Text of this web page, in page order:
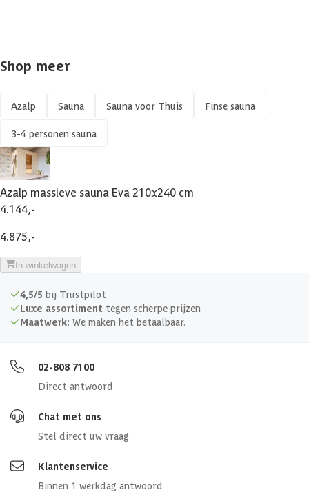
Shop meer
Azalp Sauna Sauna voor Thuis Finse sauna
3-4 personen sauna
Azalp massieve sauna Eva 210x240 cm
4.144,-
4.875,-
In winkelwagen
4,5/5 bij Trustpilot
Luxe assortiment tegen scherpe prijzen
Maatwerk: We maken het betaalbaar.
02-808 7100
Direct antwoord
Chat met ons
Stel direct uw vraag
Klantenservice
Binnen 1 werkdag antwoord